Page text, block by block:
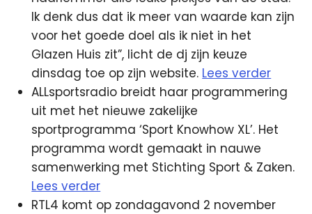
Ik denk dus dat ik meer van waarde kan zijn
voor het goede doel als ik niet in het
Glazen Huis zit”, licht de dj zijn keuze
dinsdag toe op zijn website. Lees verder
ALLsportsradio breidt haar programmering
uit met het nieuwe zakelijke
sportprogramma ‘Sport Knowhow XL’. Het
programma wordt gemaakt in nauwe
samenwerking met Stichting Sport & Zaken.
Lees verder
RTL4 komt op zondagavond 2 november